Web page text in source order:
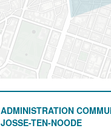
ADMINISTRATION
JOSSE-TEN-NOODE